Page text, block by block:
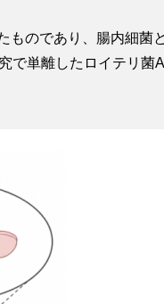
ものであり、腸内細菌
で単離したロイテリ菌